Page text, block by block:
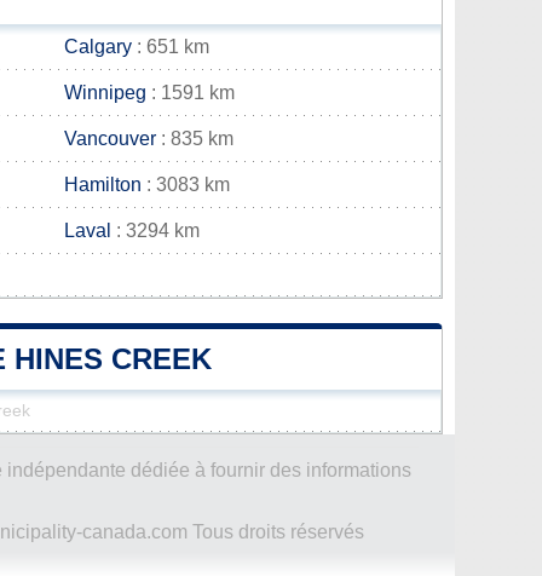
Calgary : 651 km
Winnipeg : 1591 km
Vancouver : 835 km
Hamilton : 3083 km
Laval : 3294 km
HINES CREEK
dédiée à fournir des informations
canada.com Tous droits réservés